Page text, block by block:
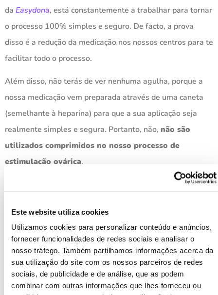
Este website utiliza cookies
Utilizamos cookies para personalizar conteúdo e anúncios,
fornecer funcionalidades de redes sociais e analisar o
nosso tráfego. Também partilhamos informações acerca da
sua utilização do site com os nossos parceiros de redes
sociais, de publicidade e de análise, que as podem
combinar com outras informações que lhes forneceu ou
da Easydona, está constantemente a trabalhar para tornar
o processo 100% simples e seguro. De facto, a prova
disso é a redução da medicação nos nossos centros para te
facilitar todo o processo.
Além disso, não terás de ver nenhuma agulha, porque a
nossa medicação vem preparada através de uma caneta
(semelhante à heparina) para que a sua aplicação seja
realmente simples e segura. Portanto, não, não são
utilizados comprimidos no nosso processo de
estimulação ovárica.
Quantos dias dura a
estimulação ovárica?
A duração do tratamento de estimulação ovárica ou do
tratamento hormonal para a doação de óvulos dependerá
da resposta da mulher à medicação e dos seus folículos
(devem estar a crescer e a amadurecer corretamente para